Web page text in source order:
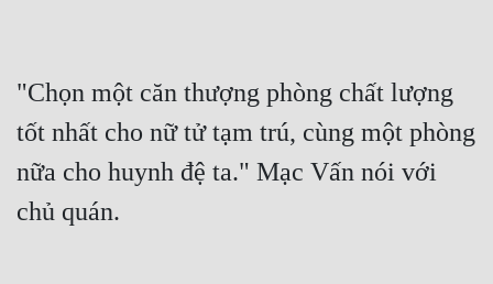
"Chọn một căn thượng phòng chất lượng
tốt nhất cho nữ tử tạm trú, cùng một phòng
nữa cho huynh đệ ta." Mạc Vấn nói với